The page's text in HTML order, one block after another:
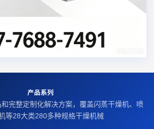
产品系列
完整定制化解决方案，覆盖闪蒸干燥机、喷
等28大类280多种规格干燥机械